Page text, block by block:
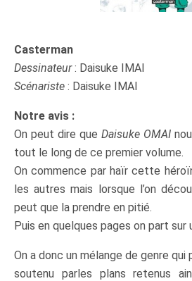
Casterman
Dessinateur: Daisuke IMAI
Scénariste : Daisuke IMAI
Notre avis :
On peut dire que Daisuke OMAI
tout le long de ce premier volume.
On commence par haïr cette
les autres mais lorsque l’on
peut que la prendre en pitié.
Puis en quelques pages on part sur
On a donc un mélange de genre
soutenu parles plans retenus